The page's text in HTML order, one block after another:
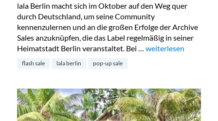
lala Berlin macht sich im Oktober auf den Weg quer
durch Deutschland, um seine Community
kennenzulernen und an die großen Erfolge der Archive
Sales anzuknüpfen, die das Label regelmäßig in seiner
Heimatstadt Berlin veranstaltet. Bei … „Lala Berlin Flash
weiterlesen
flash sale lala berlin pop-up sale